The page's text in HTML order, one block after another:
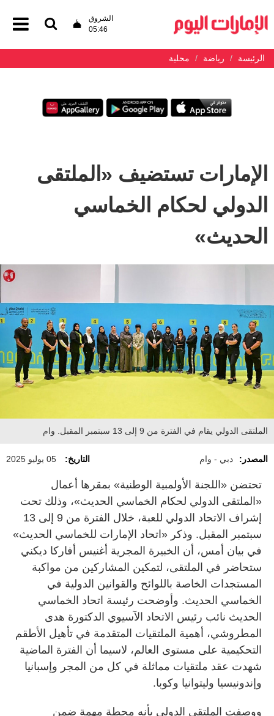
الشروق
05:46
الرئيسة رياضة محلية
الإمارات تستضيف «الملتقى
الدولي لحكام الخماسي
الحديث»
الملتقى الدولي يقام في الفترة من 9 إلى 13 سبتمبر المقبل. وام
المصدر: دبي - وام التاريخ: 05 يوليو 2025
تحتضن «اللجنة الأولمبية الوطنية» بمقرها أعمال
«الملتقى الدولي لحكام الخماسي الحديث»، وذلك تحت
إشراف الاتحاد الدولي للعبة، خلال الفترة من 9 إلى 13
سبتمبر المقبل. وذكر «اتحاد الإمارات للخماسي الحديث»
في بيان أمس، أن الخبيرة المجرية أغنيس أفاركا ديكني
ستحاضر في الملتقى، لتمكين المشاركين من مواكبة
المستجدات الخاصة باللوائح والقوانين الدولية في
الخماسي الحديث. وأوضحت رئيسة اتحاد الخماسي
الحديث نائب رئيس الاتحاد الآسيوي الدكتورة هدى
المطروشي، أهمية الملتقيات المتقدمة في تأهيل الأطقم
التحكيمية على مستوى العالم، لاسيما أن الفترة الماضية
شهدت عقد ملتقيات مماثلة في كل من المجر وإسبانيا
وإندونيسيا وليتوانيا وكوبا.
ووصفت الملتقى الدولي بأنه محطة مهمة ضمن